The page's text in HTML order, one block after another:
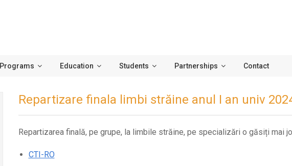
Programs Education Students Partnerships Contact
Repartizare finala limbi străine anul I an univ
Repartizarea finală, pe grupe, la limbile străine, pe specializări o găsiți mai
CTI-RO